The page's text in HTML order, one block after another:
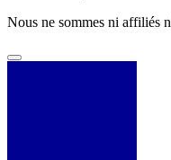
Nous ne sommes ni affiliés